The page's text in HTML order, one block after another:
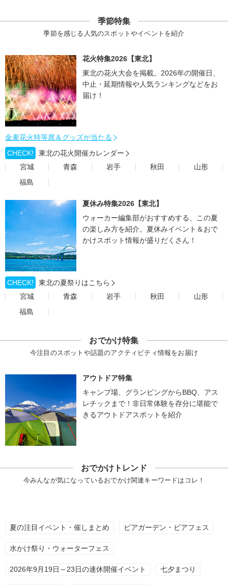
季節特集
季節を感じる人気のスポットやイベントを紹介
花火特集2026【東北】
東北の花火大会を掲載。2026年の開催日、
中止・延期情報や人気ランキングなどをお
届け！
金麦花火特等席＆グッズが当たる
CHECK!
東北の花火開催カレンダー
宮城
青森 岩手 秋田
山形
福島
夏休み特集2026【東北】
ウォーカー編集部がおすすめする、この夏
の楽しみ方を紹介。夏休みイベント＆おで
かけスポット情報が盛りだくさん！
CHECK!
東北の夏祭りはこちら
宮城
青森 岩手 秋田
山形
福島
おでかけ特集
今注目のスポットや話題のアクティビティ情報をお届け
アウトドア特集
キャンプ場、グランピングからBBQ、アス
レチックまで！非日常体験を存分に堪能で
きるアウトドアスポットを紹介
おでかけトレンド
今みんなが気になっているおでかけ関連キーワードはコレ！
夏の注目イベント・催しまとめ ビアガーデン・ビアフェス
水かけ祭り・ウォーターフェス
2026年9月19日～23日の連休開催イベント 七夕まつり